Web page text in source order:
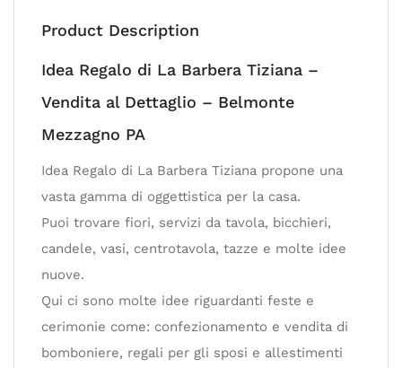
Product Description
Idea Regalo di La Barbera Tiziana –
Vendita al Dettaglio – Belmonte
Mezzagno PA
Idea Regalo di La Barbera Tiziana propone una
vasta gamma di oggettistica per la casa.
Puoi trovare fiori, servizi da tavola, bicchieri,
candele, vasi, centrotavola, tazze e molte idee
nuove.
Qui ci sono molte idee riguardanti feste e
cerimonie come: confezionamento e vendita di
bomboniere, regali per gli sposi e allestimenti